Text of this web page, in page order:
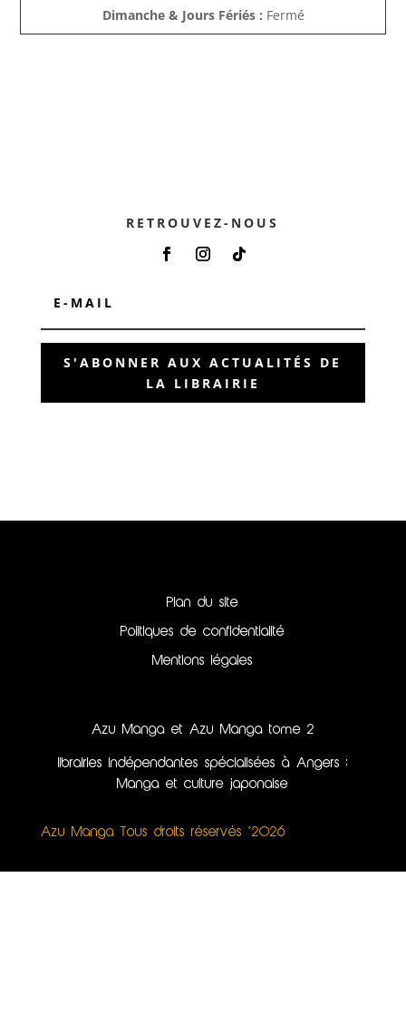
Dimanche & Jours Fériés : Fermé
RETROUVEZ-NOUS
S'ABONNER AUX ACTUALITÉS DE
LA LIBRAIRIE
Plan du site
Politiques de confidentialité
Mentions légales
Azu Manga et Azu Manga tome 2
librairies indépendantes spécialisées à Angers :
Manga et culture japonaise
Azu Manga Tous droits réservés ©2026